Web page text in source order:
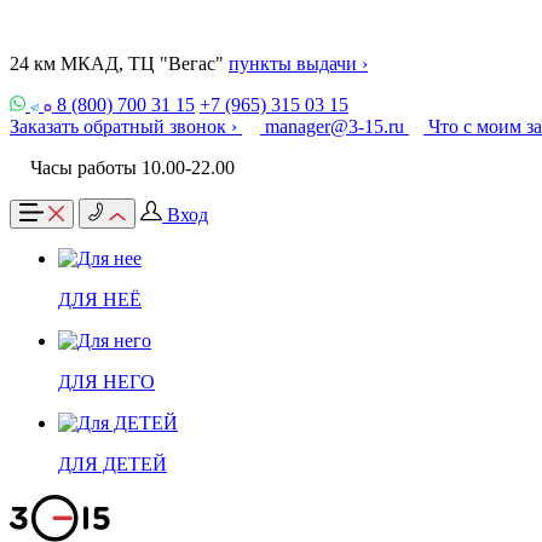
24 км МКАД, ТЦ "Вегас" пункты выдачи ›
8 (800) 700 31 15 +7 (965) 315 03 15
Заказать обратный звонок ›
manager@3-15.ru
Что с моим
Часы работы 10.00-22.00
Вход
ДЛЯ НЕЁ
ДЛЯ НЕГО
ДЛЯ ДЕТЕЙ